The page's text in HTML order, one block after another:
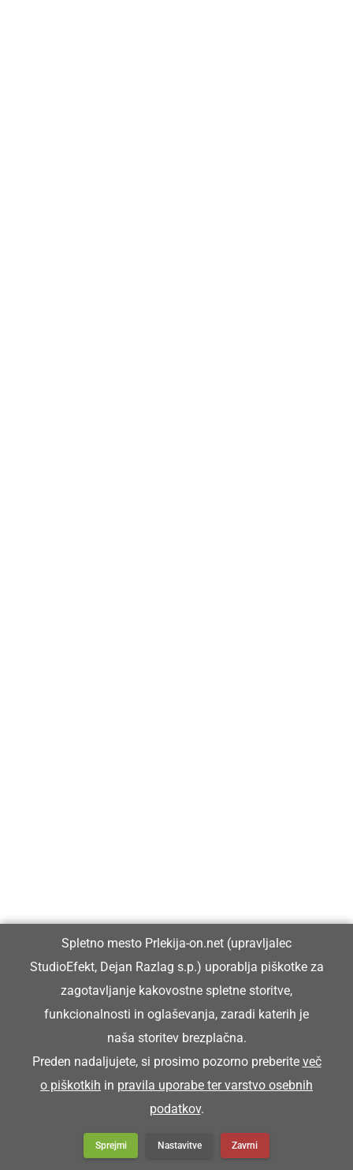
Spletno mesto Prlekija-on.net (upravljalec
StudioEfekt, Dejan Razlag s.p.) uporablja piškotke za
zagotavljanje kakovostne spletne storitve,
funkcionalnosti in oglaševanja, zaradi katerih je
naša storitev brezplačna.
Preden nadaljujete, si prosimo pozorno preberite več
o piškotkih in pravila uporabe ter varstvo osebnih
podatkov.
Sprejmi Nastavitve Zavrni